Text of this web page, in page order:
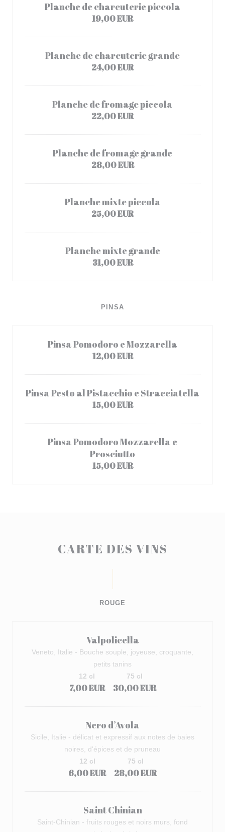
Planche de charcuterie piccola
19,00 EUR
Planche de charcuterie grande
24,00 EUR
Planche de fromage piccola
22,00 EUR
Planche de fromage grande
28,00 EUR
Planche mixte piccola
25,00 EUR
Planche mixte grande
31,00 EUR
PINSA
Pinsa Pomodoro e Mozzarella
12,00 EUR
Pinsa Pesto al Pistacchio e Stracciatella
15,00 EUR
Pinsa Pomodoro Mozzarella e
Prosciutto
15,00 EUR
CARTE DES VINS
ROUGE
Valpolicella
Veneto, Italie - Bouche souple, joyeuse, croquante,
petits tanins
7,00 EUR
12 cl
30,00 EUR
75 cl
Nero d’Avola
Sicile, Italie - délicat et expressif aux notes de baies
noires, d'épices et de pruneau
6,00 EUR
12 cl
28,00 EUR
75 cl
Saint Chinian
Saint-Chinian - fruits rouges et noirs murs, fond